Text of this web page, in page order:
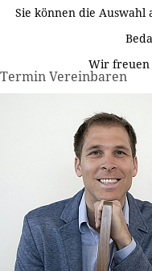
Sie können die Auswahl
Wir freuen
Termin Vereinbaren